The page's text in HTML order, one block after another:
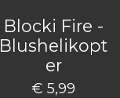
Blocki Fire -
Blushelikopt
er
€ 5,99